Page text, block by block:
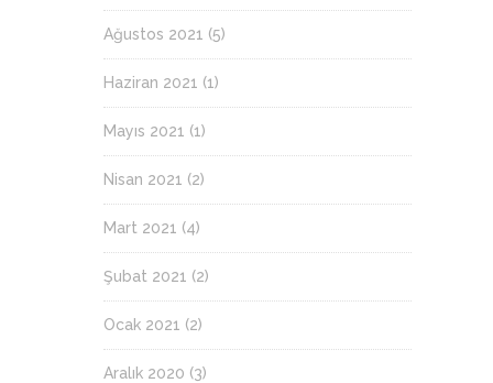
Ağustos 2021 (5)
Haziran 2021 (1)
Mayıs 2021 (1)
Nisan 2021 (2)
Mart 2021 (4)
Şubat 2021 (2)
Ocak 2021 (2)
Aralık 2020 (3)